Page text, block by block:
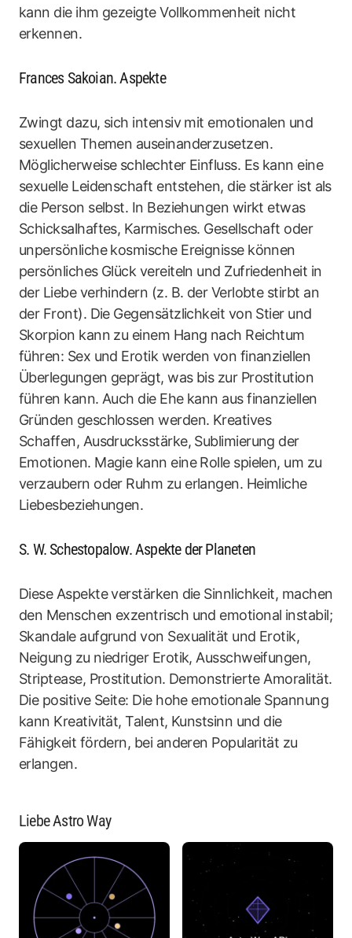
kann die ihm gezeigte Vollkommenheit nicht
erkennen.
Frances Sakoian. Aspekte
Zwingt dazu, sich intensiv mit emotionalen und
sexuellen Themen auseinanderzusetzen.
Möglicherweise schlechter Einfluss. Es kann eine
sexuelle Leidenschaft entstehen, die stärker ist als
die Person selbst. In Beziehungen wirkt etwas
Schicksalhaftes, Karmisches. Gesellschaft oder
unpersönliche kosmische Ereignisse können
persönliches Glück vereiteln und Zufriedenheit in
der Liebe verhindern (z. B. der Verlobte stirbt an
der Front). Die Gegensätzlichkeit von Stier und
Skorpion kann zu einem Hang nach Reichtum
führen: Sex und Erotik werden von finanziellen
Überlegungen geprägt, was bis zur Prostitution
führen kann. Auch die Ehe kann aus finanziellen
Gründen geschlossen werden. Kreatives
Schaffen, Ausdrucksstärke, Sublimierung der
Emotionen. Magie kann eine Rolle spielen, um zu
verzaubern oder Ruhm zu erlangen. Heimliche
Liebesbeziehungen.
S. W. Schestopalow. Aspekte der Planeten
Diese Aspekte verstärken die Sinnlichkeit, machen
den Menschen exzentrisch und emotional instabil;
Skandale aufgrund von Sexualität und Erotik,
Neigung zu niedriger Erotik, Ausschweifungen,
Striptease, Prostitution. Demonstrierte Amoralität.
Die positive Seite: Die hohe emotionale Spannung
kann Kreativität, Talent, Kunstsinn und die
Fähigkeit fördern, bei anderen Popularität zu
erlangen.
Liebe Astro Way